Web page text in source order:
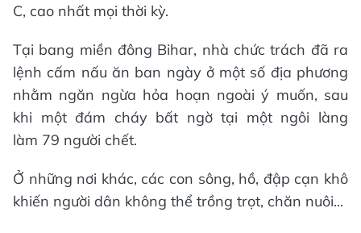
C, cao nhất mọi thời kỳ.
Tại bang miền đông Bihar, nhà chức trách đã ra
lệnh cấm nấu ăn ban ngày ở một số địa phương
nhằm ngăn ngừa hỏa hoạn ngoài ý muốn, sau
khi một đám cháy bất ngờ tại một ngôi làng
làm 79 người chết.
Ở những nơi khác, các con sông, hồ, đập cạn khô
khiến người dân không thể trồng trọt, chăn nuôi...